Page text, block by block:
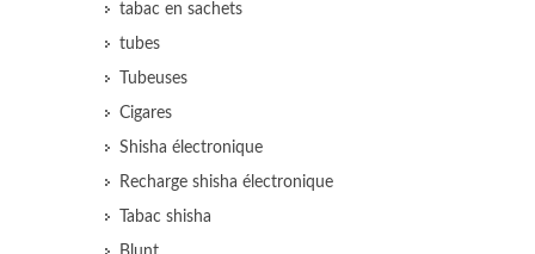
tabac en sachets
tubes
Tubeuses
Cigares
Shisha électronique
Recharge shisha électronique
Tabac shisha